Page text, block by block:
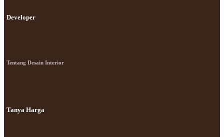
Developer
Tentang Desain Interior
Tanya Harga